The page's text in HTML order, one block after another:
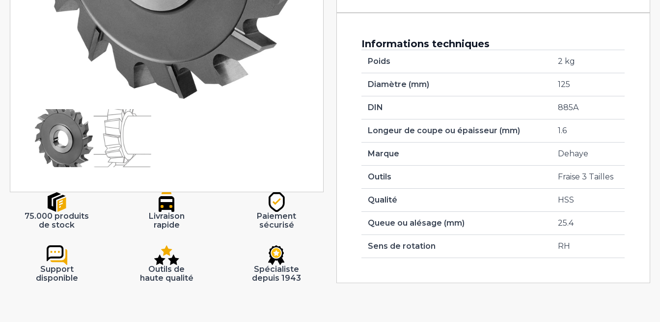
75.000 produits
de stock
Livraison
rapide
Paiement
sécurisé
Support
disponible
Outils de
haute qualité
Spécialiste
depuis 1943
Informations techniques
Poids 2 kg
Diamètre (mm) 125
DIN 885A
Longeur de coupe ou épaisseur (mm) 1.6
Marque Dehaye
Outils Fraise 3 Tailles
Qualité HSS
Queue ou alésage (mm) 25.4
Sens de rotation RH